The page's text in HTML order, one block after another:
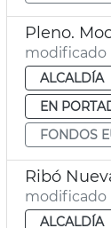
Pleno.
modificado
ALCALDÍA
EN
FONDOS
Ribó
modificado
ALCALDÍA